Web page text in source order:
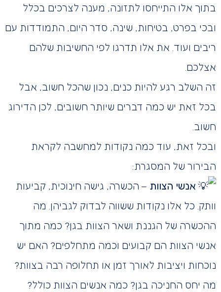
בתוך אלו התייחסו לתזונה, מענה לצרכים בכלל
ובכי בפרט, בטיחות, שינה, סדר היום, התמודדות עם
ריבים ועוד. את אלו תדרגו לפי החשיבות שלהם
אצלכם.
זה השלב רגע להיות כנים, נכון שהכל חשוב, אבל
בכל זאת יש כמה דברים שיותר חשובים, לכן הדירוג
חשוב.
ובכל זאת, עוד כמה נקודות למחשבה לקראת
הבירור של המסגרת:
אנשי הצוות – הכשרה, גישה חינוכית, קביעות
וותק. כל אלו נקודות ששווה לבדוק לגביהן. מה
ההכשרה של הגננת ושאר הצוות בגן? כמה מתוך
אנשי הצוות הם קבועים וכמה מתחלפים? האם יש
נוכחות ויציבות לאורך זמן או תחלופה רבה בצוות?
מה יחס החניכה בגן? כמה אנשים הצוות כולל?